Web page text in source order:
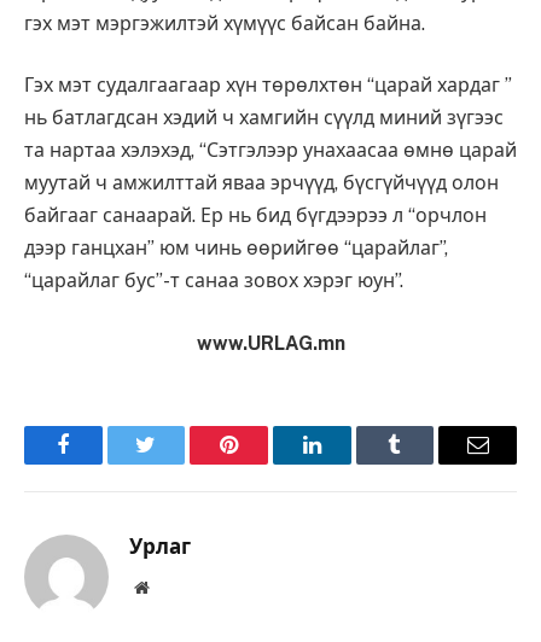
гэх мэт мэргэжилтэй хүмүүс байсан байна.
Гэх мэт судалгаагаар хүн төрөлхтөн “царай хардаг ”
нь батлагдсан хэдий ч хамгийн сүүлд миний зүгээс
та нартаа хэлэхэд, “Сэтгэлээр унахаасаа өмнө царай
муутай ч амжилттай яваа эрчүүд, бүсгүйчүүд олон
байгааг санаарай. Ер нь бид бүгдээрээ л “орчлон
дээр ганцхан” юм чинь өөрийгөө “царайлаг”,
“царайлаг бус”-т санаа зовох хэрэг юун”.
www.URLAG.mn
FacebookTwitter Pinterest LinkedInTumblr Имэйл
Урлаг
Вэбсайт